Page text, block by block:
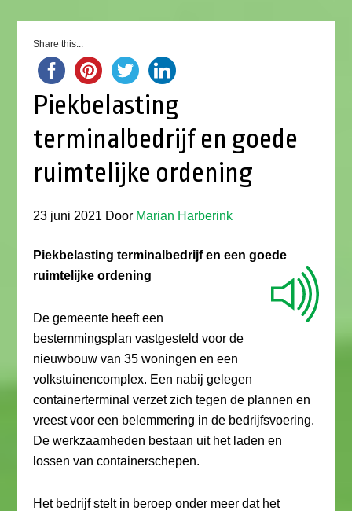
Share this...
Piekbelasting
terminalbedrijf en goede
ruimtelijke ordening
23 juni 2021 Door Marian Harberink
Piekbelasting terminalbedrijf en een goede
ruimtelijke ordening
De gemeente heeft een
bestemmingsplan vastgesteld voor de
nieuwbouw van 35 woningen en een
volkstuinencomplex. Een nabij gelegen
containerterminal verzet zich tegen de plannen en
vreest voor een belemmering in de bedrijfsvoering.
De werkzaamheden bestaan uit het laden en
lossen van containerschepen.
Het bedrijf stelt in beroep onder meer dat het